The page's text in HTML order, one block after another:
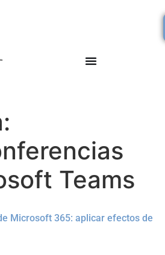
Teams
Microsoft 365: aplicar efectos de